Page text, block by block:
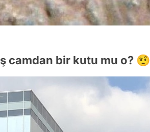
camdan bir kutu mu o? 🤨